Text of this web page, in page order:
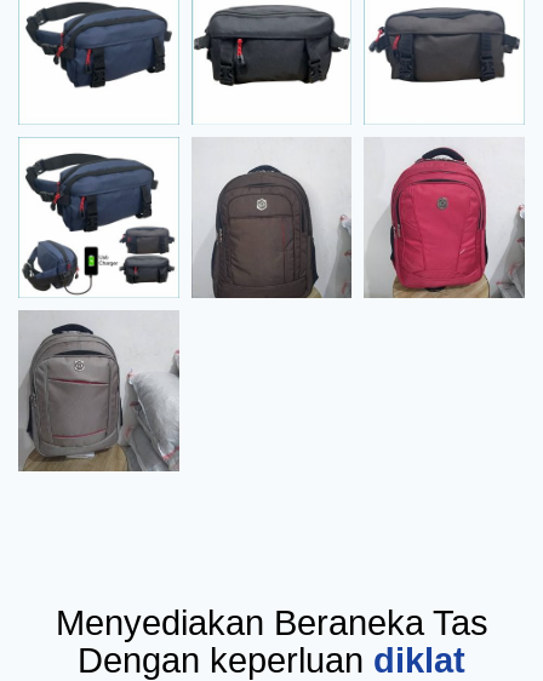
Menyediakan Beraneka Tas
Dengan keperluan diklat